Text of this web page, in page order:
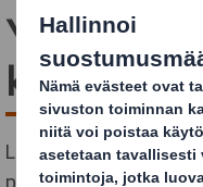
Leikkikaluja
peräisin ruotsalaisista